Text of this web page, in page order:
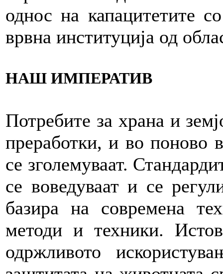
однос на капацитетите
врвна институција од
НАШ ИМПЕРАТИВ
Потребите за храна и
преработки, и во поново
се зголемуваат.
се воведуваат и се
базира на современа
методи и техники.
одржливото